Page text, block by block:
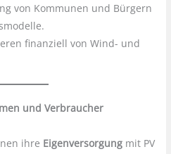
von Kommunen und Bürgern
finanziell von Wind- und
und Verbraucher
ihre Eigenversorgungmit PV